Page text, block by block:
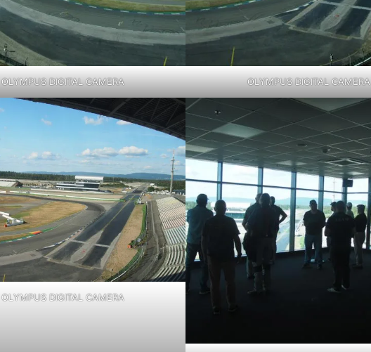
OLYMPUS DIGITAL CAMERA OLYMPUS DIGITAL CAMERA
OLYMPUS DIGITAL CAMERA